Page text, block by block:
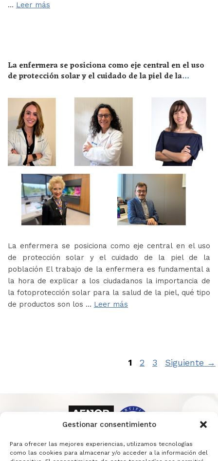
Gestionar consentimiento
Para ofrecer las mejores experiencias, utilizamos tecnologías
como las cookies para almacenar y/o acceder a la información del
… Leer más
La enfermera se posiciona como eje central en el uso
de protección solar y el cuidado de la piel de la
La enfermera se posiciona como eje central en el uso
de protección solar y el cuidado de la piel de la
población El trabajo de la enfermera es fundamental a
la hora de explicar a los ciudadanos la importancia de
la fotoprotección solar para la salud de la piel, qué tipo
de productos son los … Leer más
Página
1 Página
2 Página
3 Siguiente →